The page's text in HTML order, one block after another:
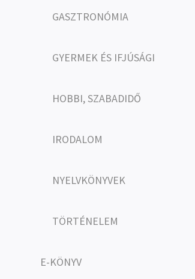
GASZTRONÓMIA
GYERMEK ÉS IFJÚSÁGI
HOBBI, SZABADIDŐ
IRODALOM
NYELVKÖNYVEK
TÖRTÉNELEM
E-KÖNYV